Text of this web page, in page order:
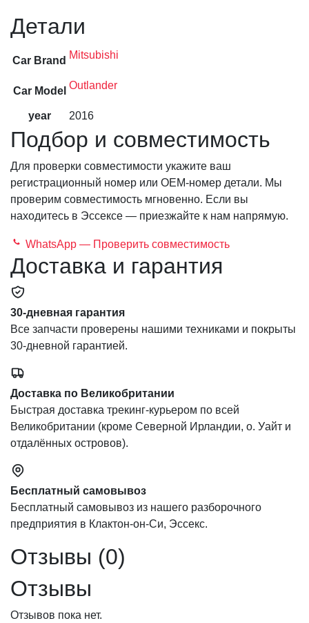
Детали
Car Brand Mitsubishi
Car Model Outlander
year 2016
Подбор и совместимость
Для проверки совместимости укажите ваш
регистрационный номер или OEM-номер детали. Мы
проверим совместимость мгновенно. Если вы
находитесь в Эссексе — приезжайте к нам напрямую.
WhatsApp — Проверить совместимость
Доставка и гарантия
30-дневная гарантия
Все запчасти проверены нашими техниками и покрыты
30-дневной гарантией.
Доставка по Великобритании
Быстрая доставка трекинг-курьером по всей
Великобритании (кроме Северной Ирландии, о. Уайт и
отдалённых островов).
Бесплатный самовывоз
Бесплатный самовывоз из нашего разборочного
предприятия в Клактон-он-Си, Эссекс.
Отзывы (0)
Отзывы
Отзывов пока нет.